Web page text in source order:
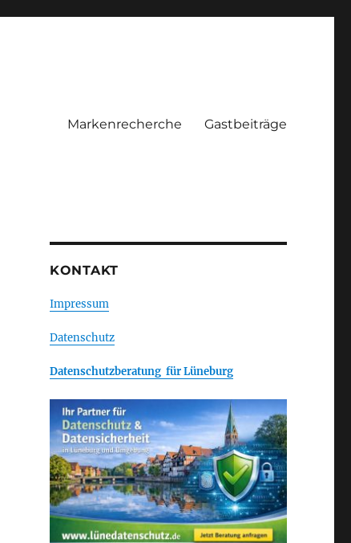
Markenrecherche Gastbeiträge
KONTAKT
Impressum
Datenschutz
Datenschutzberatung für Lüneburg